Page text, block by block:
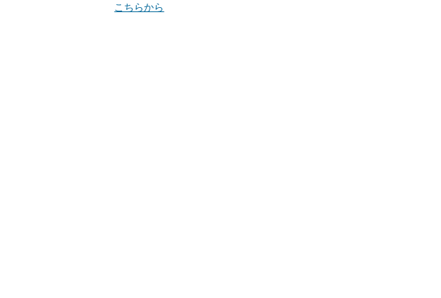
こちらから